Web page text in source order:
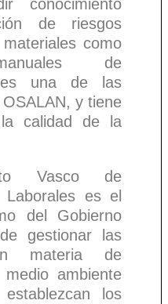
conocimiento
de riesgos
como
de
es una de las
y tiene
calidad de la
Vasco de
es el
del Gobierno
gestionar las
materia de
ambiente
los